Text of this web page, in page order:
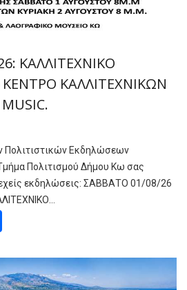
ΚΑΛΛΙΤΕΧΝΙΚΟ
ΚΑΛΛΙΤΕΧΝΙΚΩΝ
Πολιτιστικών Εκδηλώσεων
Πολιτισμού Δήμου Κω σας
εκδηλώσεις: ΣΑΒΒΑΤΟ 01/08/26